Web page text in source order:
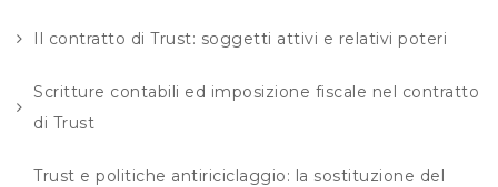
Il contratto di Trust: soggetti attivi e relativi poteri
Scritture contabili ed imposizione fiscale nel contratto
di Trust
Trust e politiche antiriciclaggio: la sostituzione del